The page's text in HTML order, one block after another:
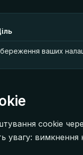
ваших
cookie
увагу: